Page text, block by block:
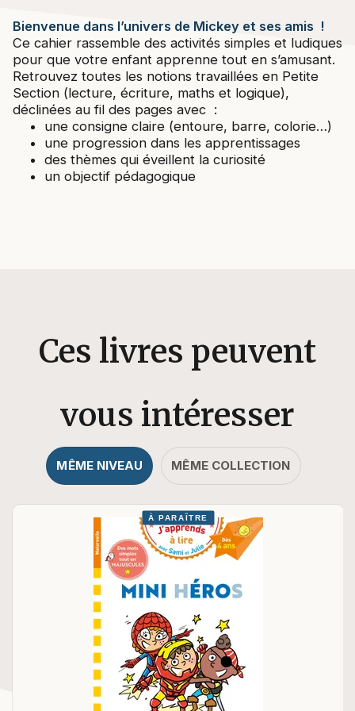
Bienvenue dans l’univers de Mickey et ses amis !
Ce cahier rassemble des activités simples et ludiques
pour que votre enfant apprenne tout en s’amusant.
Retrouvez toutes les notions travaillées en Petite
Section (lecture, écriture, maths et logique),
déclinées au fil des pages avec :
une consigne claire (entoure, barre, colorie…)
une progression dans les apprentissages
des thèmes qui éveillent la curiosité
un objectif pédagogique
Ces livres peuvent
vous intéresser
MÊME NIVEAU MÊME COLLECTION
À PARAÎTRE